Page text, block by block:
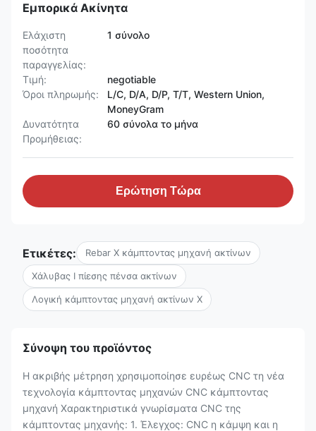
Εμπορικά Ακίνητα
Ελάχιστη
ποσότητα
παραγγελίας:
1 σύνολο
Τιμή:
negotiable
Όροι πληρωμής:
L/C, D/A, D/P, T/T, Western Union,
MoneyGram
Δυνατότητα
Προμήθειας:
60 σύνολα το μήνα
Ερώτηση Τώρα
Ετικέτες: Rebar Χ κάμπτοντας μηχανή ακτίνων
Χάλυβας Ι πίεσης πένσα ακτίνων
Λογική κάμπτοντας μηχανή ακτίνων Χ
Σύνοψη του προϊόντος
Η ακριβής μέτρηση χρησιμοποίησε ευρέως CNC τη νέα
τεχνολογία κάμπτοντας μηχανών CNC κάμπτοντας
μηχανή Χαρακτηριστικά γνωρίσματα CNC της
κάμπτοντας μηχανής: 1. Έλεγχος: CNC η κάμψη και η